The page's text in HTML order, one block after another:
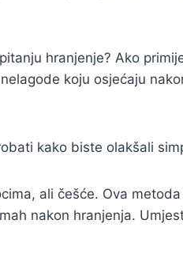
hranjenje? Ako
koju osjećaju
kako biste olakšali
ali češće. Ova
nakon hranjenja.